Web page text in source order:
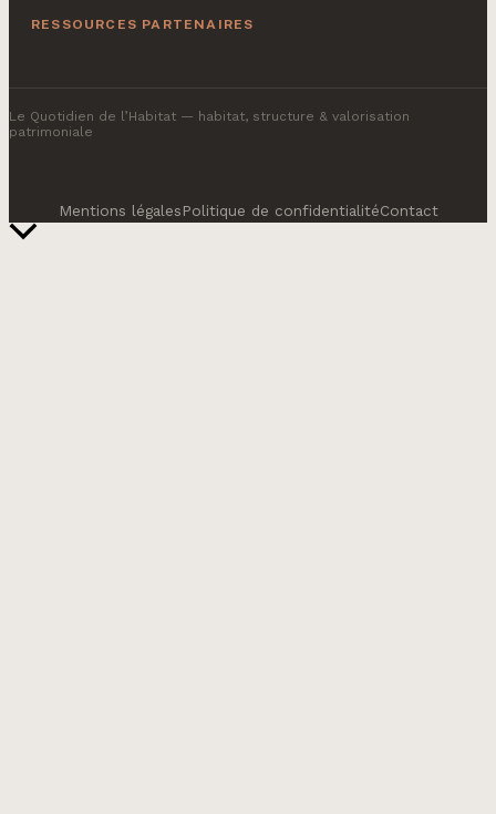
RESSOURCES PARTENAIRES
Le Quotidien de l’Habitat — habitat, structure & valorisation
patrimoniale
Mentions légalesPolitique de confidentialitéContact